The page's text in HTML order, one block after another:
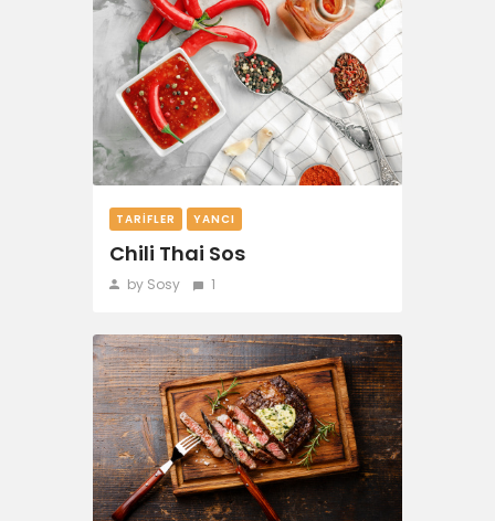
TARIFLER YANCI
Chili Thai Sos
by Sosy 1